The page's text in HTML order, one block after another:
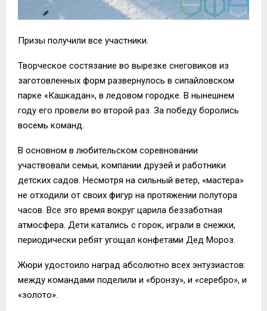
Призы получили все участники.
Творческое состязание во вырезке снеговиков из
заготовленных форм развернулось в сипайловском
парке «Кашкадан», в ледовом городке. В нынешнем
году его провели во второй раз. За победу боролись
восемь команд.
В основном в любительском соревновании
участвовали семьи, компании друзей и работники
детских садов. Несмотря на сильный ветер, «мастера»
не отходили от своих фигур на протяжении полутора
часов. Все это время вокруг царила беззаботная
атмосфера. Дети катались с горок, играли в снежки,
периодически ребят угощал конфетами Дед Мороз.
Жюри удостоило наград абсолютно всех энтузиастов:
между командами поделили и «бронзу», и «серебро», и
«золото».